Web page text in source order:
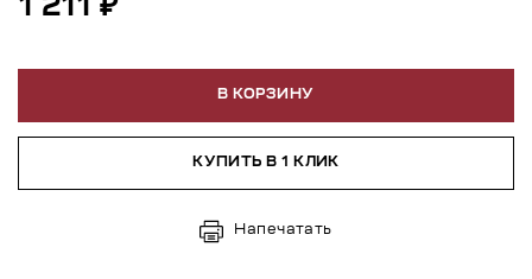
1 211 ₽
В КОРЗИНУ
КУПИТЬ В 1 КЛИК
Напечатать